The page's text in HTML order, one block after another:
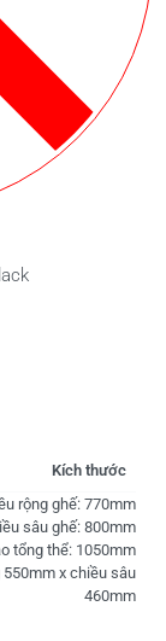
Kích thước
rộng ghế: 770mm
sâu ghế: 800mm
tổng thể: 1050mm
x chiều sâu
460mm